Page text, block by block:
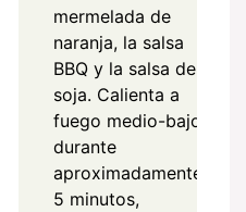
mermelada de
naranja, la salsa
BBQ y la salsa de
soja. Calienta a
fuego medio-bajo
durante
aproximadamente
5 minutos,